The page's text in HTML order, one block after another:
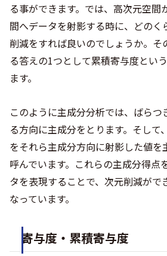
る事ができます。では、高次元空間
間へデータを射影する時に、どのく
削減をすれば良いのでしょうか。そ
る答えの1つとして累積寄与度とい
ます。
このように主成分分析では、ばらつ
る方向に主成分をとります。そして
をそれら主成分方向に射影した値を
呼んでいます。これらの主成分得点
タを表現することで、次元削減がで
なっています。
寄与度・累積寄与度